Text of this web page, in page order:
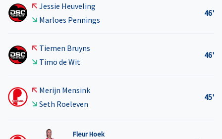
Jessie Heuveling
Marloes Pennings
46'
Tiemen Bruyns
Timo de Wit
46'
Merijn Mensink
Seth Roeleven
45'
Fleur Hoek